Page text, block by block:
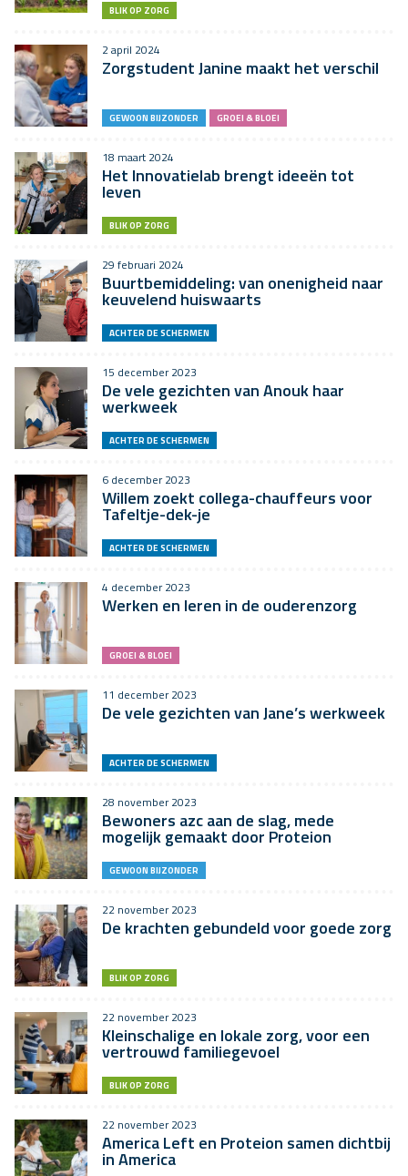
BLIK OP ZORG
2 april 2024
Zorgstudent Janine maakt het verschil
GEWOON BIJZONDER GROEI & BLOEI
18 maart 2024
Het Innovatielab brengt ideeën tot
leven
BLIK OP ZORG
29 februari 2024
Buurtbemiddeling: van onenigheid naar
keuvelend huiswaarts
ACHTER DE SCHERMEN
15 december 2023
De vele gezichten van Anouk haar
werkweek
ACHTER DE SCHERMEN
6 december 2023
Willem zoekt collega-chauffeurs voor
Tafeltje-dek-je
ACHTER DE SCHERMEN
4 december 2023
Werken en leren in de ouderenzorg
GROEI & BLOEI
11 december 2023
De vele gezichten van Jane’s werkweek
ACHTER DE SCHERMEN
28 november 2023
Bewoners azc aan de slag, mede
mogelijk gemaakt door Proteion
GEWOON BIJZONDER
22 november 2023
De krachten gebundeld voor goede zorg
BLIK OP ZORG
22 november 2023
Kleinschalige en lokale zorg, voor een
vertrouwd familiegevoel
BLIK OP ZORG
22 november 2023
America Left en Proteion samen dichtbij
in America